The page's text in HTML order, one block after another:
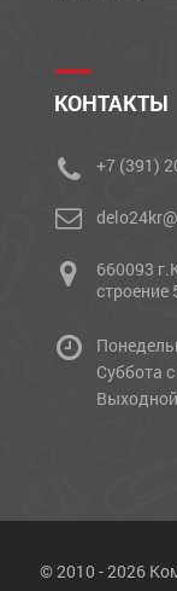
КОНТАКТЫ
+7 (391)
660093
строение
Cуббота
Выходной
© 2010 - 2026